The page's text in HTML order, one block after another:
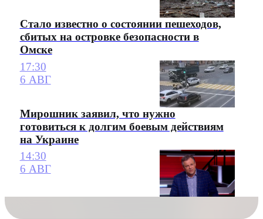
Стало известно о состоянии пешеходов,
сбитых на островке безопасности в
Омске
17:30
6 АВГ
Мирошник заявил, что нужно
готовиться к долгим боевым действиям
на Украине
14:30
6 АВГ